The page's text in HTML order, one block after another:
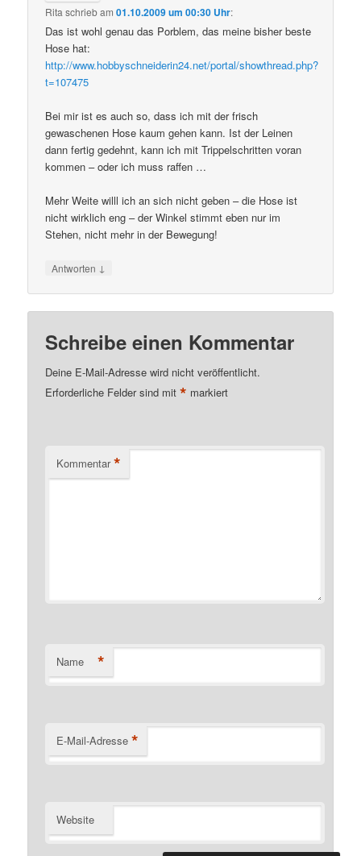
Rita schriebam01.10.2009 um 00:30 Uhr:
Das ist wohl genau das Porblem, das meine bisher beste
Hose hat:
http://www.hobbyschneiderin24.net/portal/showthread.php?
t=107475
Bei mir ist es auch so, dass ich mit der frisch
gewaschenen Hose kaum gehen kann. Ist der Leinen
dann fertig gedehnt, kann ich mit Trippelschritten voran
kommen – oder ich muss raffen …
Mehr Weite willl ich an sich nicht geben – die Hose ist
nicht wirklich eng – der Winkel stimmt eben nur im
Stehen, nicht mehr in der Bewegung!
Antworten ↓
Schreibe einen Kommentar
Deine E-Mail-Adresse wird nicht veröffentlicht.
Erforderliche Felder sind mit* markiert
Kommentar *
Name *
E-Mail-Adresse *
Website